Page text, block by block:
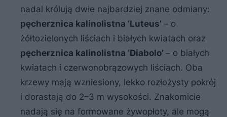
nadal królują dwie najbardziej znane odmiany:
pęcherznica kalinolistna ‘Luteus’ – o
żółtozielonych liściach i białych kwiatach oraz
pęcherznica kalinolistna ‘Diabolo’ – o białych
kwiatach i czerwonobrązowych liściach. Oba
krzewy mają wzniesiony, lekko rozłożysty pokrój
i dorastają do 2–3 m wysokości. Znakomicie
nadają się na formowane żywopłoty, ale mogą